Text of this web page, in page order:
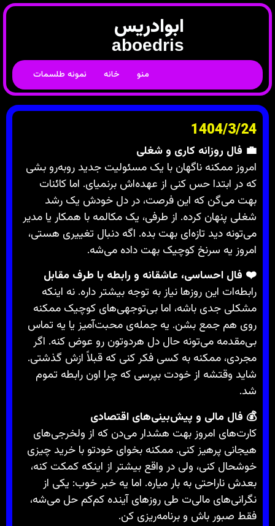
ابوادریس
aboedris
منو خانه نمونه طلسمات
1404/3/24
💼 فال روزانه کاری و شغلی
امروز ممکنه ناگهان با یک مسئولیت جدید روبه‌رو بشی
که در ابتدا حس کنی از عهده‌اش برنمیای. اما کائنات
بهت می‌گن که این فرصت، در دل خودش یک رشد
شغلی پنهان کرده. از طرفی، یک مکالمه با همکار یا مدیر
می‌تونه دید تازه‌ای بهت بده. اگه دنبال تغییری هستی،
امروز یه سرنخ کوچیک بهت داده می‌شه.
❤️ فال احساسی، عاشقانه و رابطه با طرف مقابل
رابطه‌ات این روزها نیاز به توجه بیشتر داره. نه‌ اینکه
مشکلی جدی باشه، اما بی‌توجهی‌های کوچیک ممکنه
روی هم جمع بشن. یه جمله‌ی محبت‌آمیز یا یه تماس
بی‌مقدمه می‌تونه حال دل هردوتون رو عوض کنه. اگر
مجردی، ممکنه به کسی فکر کنی که قبلاً ازش گذشتی.
شاید وقتشه از خودت بپرسی که چرا اون رابطه تموم
شد.
💰 فال مالی و پیش‌بینی‌های اقتصادی
کارت‌های امروز بهت هشدار می‌دن که از ولخرجی‌های
هیجانی پرهیز کنی. ممکنه بخوای خودتو با خرید چیزی
خوشحال کنی، ولی در واقع بیشتر از اینکه کمکت کنه،
بعدش ناراحتی به بار میاره. اما یه خبر خوب: یکی از
نگرانی‌های مالی‌ت طی روزهای آینده کم‌کم حل می‌شه،
فقط صبور باش و برنامه‌ریزی کن.